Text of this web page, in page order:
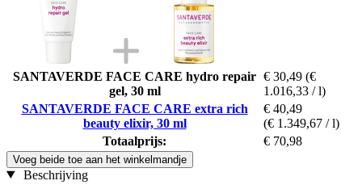
SANTAVERDE FACE CARE hydro repair
gel, 30 ml
€ 30,49 (€
1.016,33 / l)
SANTAVERDE FACE CARE extra rich
beauty elixir, 30 ml
€ 40,49
(€ 1.349,67 / l)
Totaalprijs:
€ 70,98
Voeg beide toe aan het winkelmandje
Beschrijving